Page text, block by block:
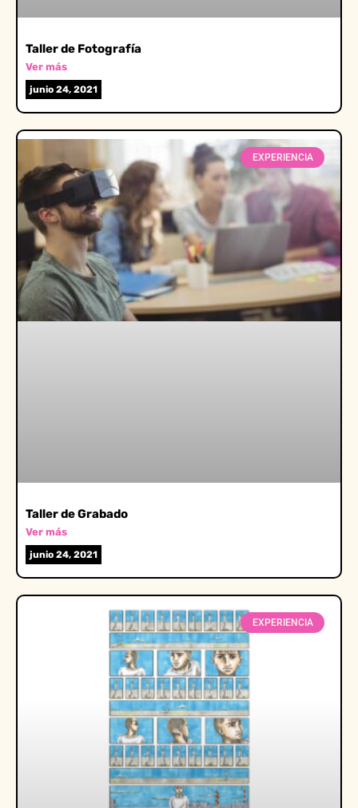
Taller de Fotografía
Ver más
junio 24, 2021
EXPERIENCIA
Taller de Grabado
Ver más
junio 24, 2021
EXPERIENCIA